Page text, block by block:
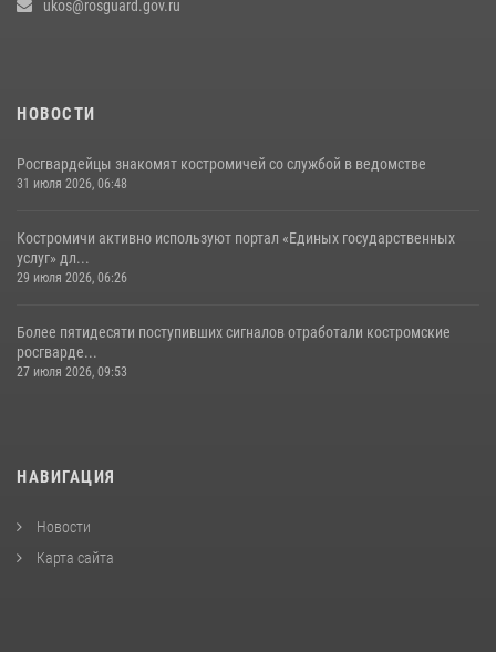
ukos@rosguard.gov.ru
НОВОСТИ
Росгвардейцы знакомят костромичей со службой в ведомстве
31 июля 2026, 06:48
Костромичи активно используют портал «Единых государственных
услуг» дл...
29 июля 2026, 06:26
Более пятидесяти поступивших сигналов отработали костромские
росгварде...
27 июля 2026, 09:53
НАВИГАЦИЯ
Новости
Карта сайта